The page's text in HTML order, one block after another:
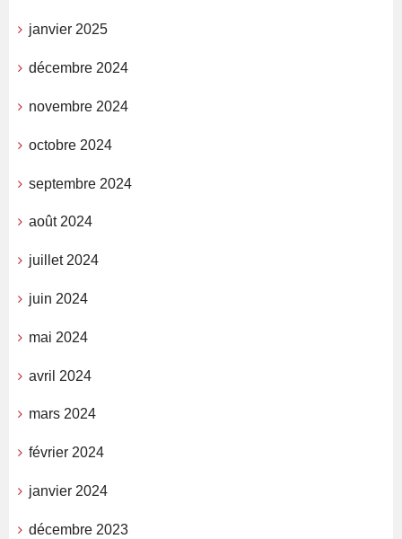
janvier 2025
décembre 2024
novembre 2024
octobre 2024
septembre 2024
août 2024
juillet 2024
juin 2024
mai 2024
avril 2024
mars 2024
février 2024
janvier 2024
décembre 2023